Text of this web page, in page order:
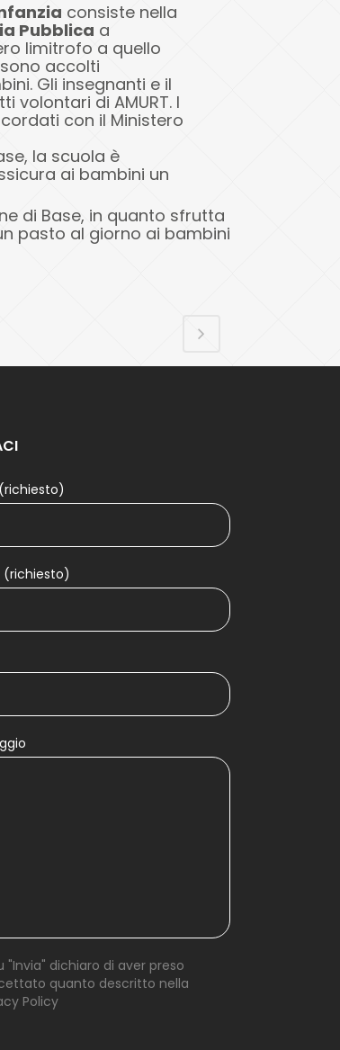
consiste nella
Pubblica a
limitrofo a quello
accolti
Gli insegnanti e il
volontari di AMURT. I
con il Ministero
la scuola è
ai bambini un
di Base, in quanto sfrutta
pasto al giorno ai bambini
(richiesto)
"Invia" dichiaro di aver preso
quanto descritto nella
Policy